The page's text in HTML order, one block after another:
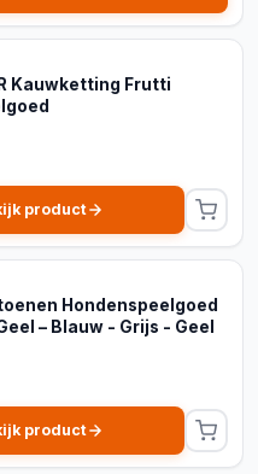
Kauwketting Frutti
product
Hondenspeelgoed
– Blauw - Grijs - Geel
product